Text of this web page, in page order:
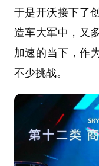
于是开沃接下了
造车大军中，又
加速的当下，作
不少挑战。